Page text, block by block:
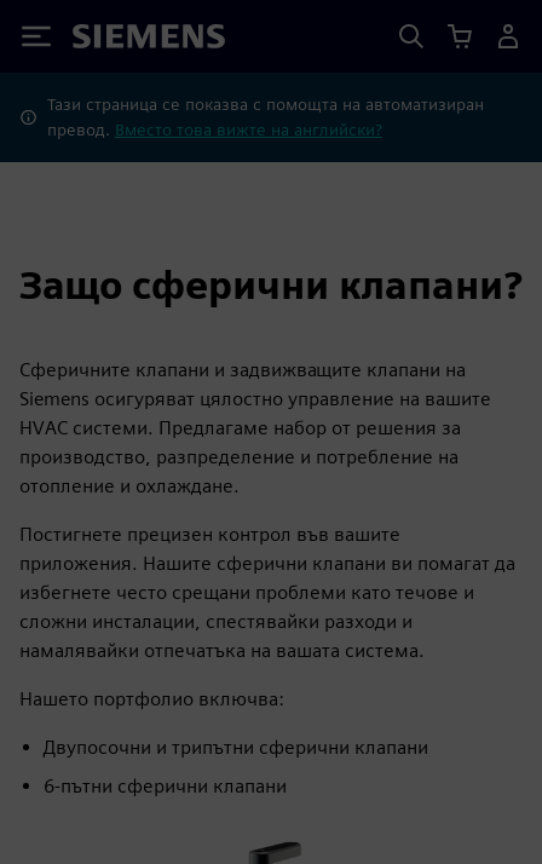
Siemens
Тази страница се показва с помощта на автоматизиран
превод. Вместо това вижте на английски?
Защо сферични клапани?
Сферичните клапани и задвижващите клапани на
Siemens осигуряват цялостно управление на вашите
HVAC системи. Предлагаме набор от решения за
производство, разпределение и потребление на
отопление и охлаждане.
Постигнете прецизен контрол във вашите
приложения. Нашите сферични клапани ви помагат да
избегнете често срещани проблеми като течове и
сложни инсталации, спестявайки разходи и
намалявайки отпечатъка на вашата система.
Нашето портфолио включва:
Двупосочни и трипътни сферични клапани
6-пътни сферични клапани